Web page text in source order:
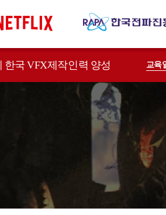
3D VFX
한국 VFX제작인력 양성 교육